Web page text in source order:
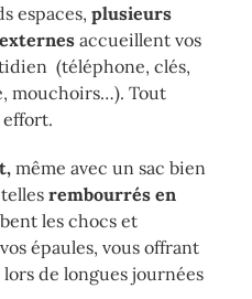
espaces, plusieurs
accueillent vos
(téléphone, clés,
mouchoirs…). Tout
effort.
même avec un sac bien
rembourrés en
les chocs et
épaules, vous offrant
de longues journées